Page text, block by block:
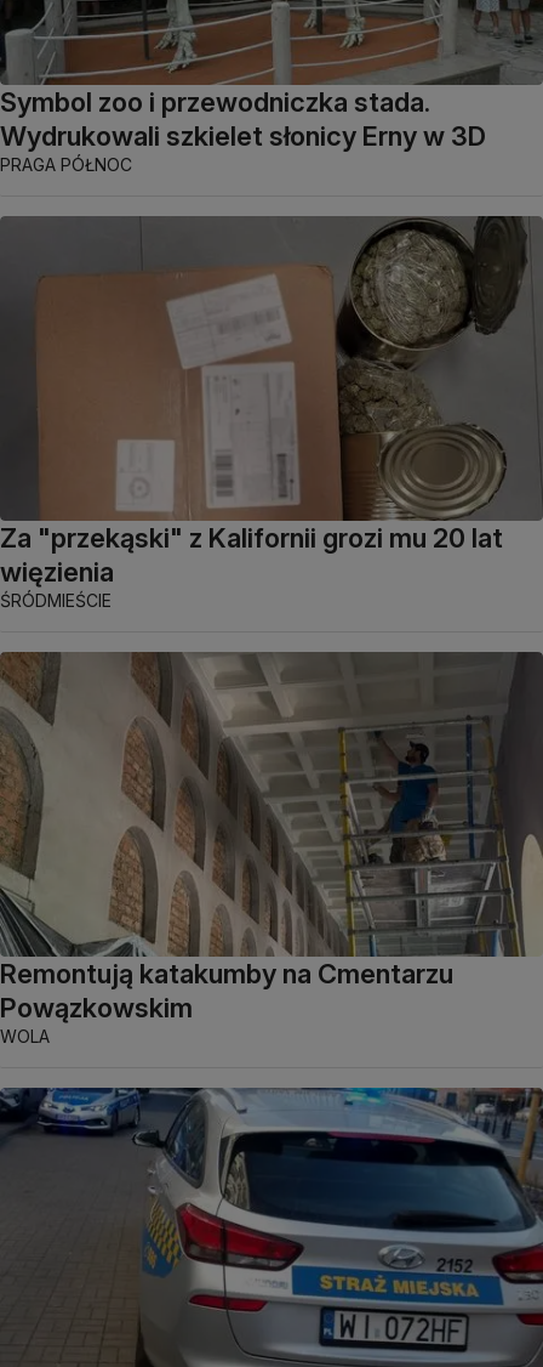
Symbol zoo i przewodniczka stada.
Wydrukowali szkielet słonicy Erny w 3D
PRAGA PÓŁNOC
Za "przekąski" z Kalifornii grozi mu 20 lat
więzienia
ŚRÓDMIEŚCIE
Remontują katakumby na Cmentarzu
Powązkowskim
WOLA